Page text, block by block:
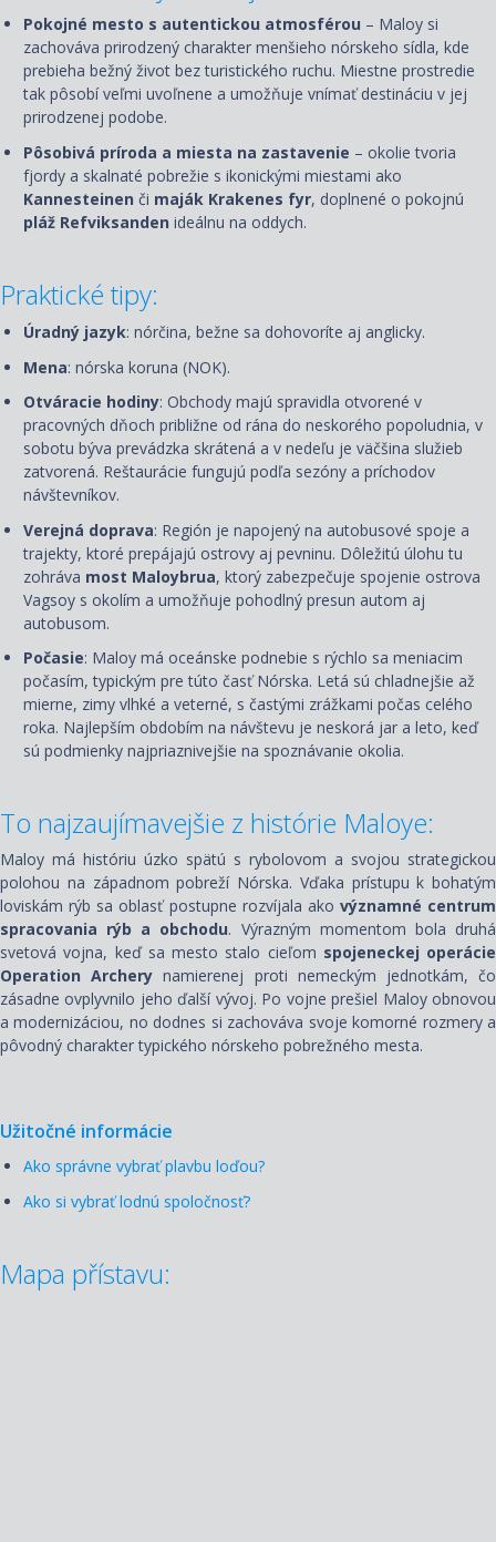
Pokojné mesto s autentickou atmosférou – Maloy si
zachováva prirodzený charakter menšieho nórskeho sídla, kde
prebieha bežný život bez turistického ruchu. Miestne prostredie
tak pôsobí veľmi uvoľnene a umožňuje vnímať destináciu v jej
prirodzenej podobe.
Pôsobivá príroda a miesta na zastavenie – okolie tvoria
fjordy a skalnaté pobrežie s ikonickými miestami ako
Kannesteinen či maják Krakenes fyr, doplnené o pokojnú
pláž Refviksanden ideálnu na oddych.
Praktické tipy:
Úradný jazyk: nórčina, bežne sa dohovoríte aj anglicky.
Mena: nórska koruna (NOK).
Otváracie hodiny: Obchody majú spravidla otvorené v
pracovných dňoch približne od rána do neskorého popoludnia, v
sobotu býva prevádzka skrátená a v nedeľu je väčšina služieb
zatvorená. Reštaurácie fungujú podľa sezóny a príchodov
návštevníkov.
Verejná doprava: Región je napojený na autobusové spoje a
trajekty, ktoré prepájajú ostrovy aj pevninu. Dôležitú úlohu tu
zohráva most Maloybrua, ktorý zabezpečuje spojenie ostrova
Vagsoy s okolím a umožňuje pohodlný presun autom aj
autobusom.
Počasie: Maloy má oceánske podnebie s rýchlo sa meniacim
počasím, typickým pre túto časť Nórska. Letá sú chladnejšie až
mierne, zimy vlhké a veterné, s častými zrážkami počas celého
roka. Najlepším obdobím na návštevu je neskorá jar a leto, keď
sú podmienky najpriaznivejšie na spoznávanie okolia.
To najzaujímavejšie z histórie Maloye:
Maloy má históriu úzko spätú s rybolovom a svojou strategickou
polohou na západnom pobreží Nórska. Vďaka prístupu k bohatým
loviskám rýb sa oblasť postupne rozvíjala ako významné centrum
spracovania rýb a obchodu. Výrazným momentom bola druhá
svetová vojna, keď sa mesto stalo cieľom spojeneckej operácie
Operation Archery namierenej proti nemeckým jednotkám, čo
zásadne ovplyvnilo jeho ďalší vývoj. Po vojne prešiel Maloy obnovou
a modernizáciou, no dodnes si zachováva svoje komorné rozmery a
pôvodný charakter typického nórskeho pobrežného mesta.
Užitočné informácie
Ako správne vybrať plavbu loďou?
Ako si vybrať lodnú spoločnosť?
Mapa přístavu: